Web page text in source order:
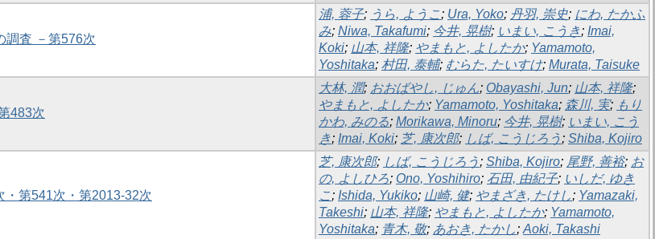
調査 －第576次
浦, 蓉子; うら, ようこ; Ura, Yoko; 丹羽, 崇史; にわ, たかふ
み; Niwa, Takafumi; 今井, 晃樹; いまい, こうき; Imai,
Koki; 山本, 祥隆; やまもと, よしたか; Yamamoto,
Yoshitaka; 村田, 泰輔; むらた, たいすけ; Murata, Taisuke
483次
大林, 潤; おおばやし, じゅん; Obayashi, Jun; 山本, 祥隆;
やまもと, よしたか; Yamamoto, Yoshitaka; 森川, 実; もり
かわ, みのる; Morikawa, Minoru; 今井, 晃樹; いまい, こう
き; Imai, Koki; 芝, 康次郎; しば, こうじろう ; Shiba, Kojiro
第541次・第2013-32次
芝, 康次郎; しば, こうじろう ; Shiba, Kojiro; 尾野, 善裕; お
の, よしひろ; Ono, Yoshihiro; 石田, 由紀子; いしだ, ゆき
こ; Ishida, Yukiko; 山崎, 健; やまざき, たけし; Yamazaki,
Takeshi; 山本, 祥隆; やまもと, よしたか; Yamamoto,
Yoshitaka; 青木, 敬; あおき, たかし; Aoki, Takashi